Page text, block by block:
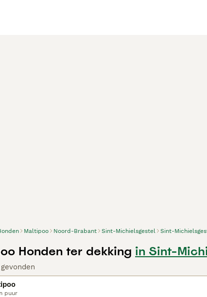
Maltipoo Noord-Brabant Sint-Michielsgestel Sint-
Honden ter dekking in Sint-
puur